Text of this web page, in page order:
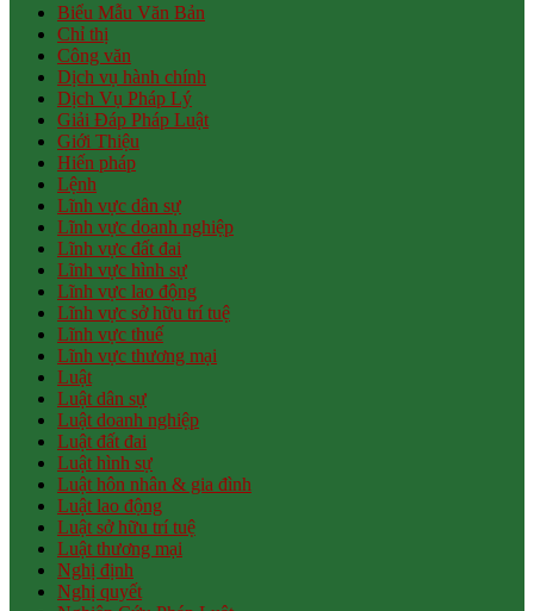
Biểu Mẫu Văn Bản
Chỉ thị
Công văn
Dịch vụ hành chính
Dịch Vụ Pháp Lý
Giải Đáp Pháp Luật
Giới Thiệu
Hiến pháp
Lệnh
Lĩnh vực dân sự
Lĩnh vực doanh nghiệp
Lĩnh vực đất đai
Lĩnh vực hình sự
Lĩnh vực lao động
Lĩnh vực sở hữu trí tuệ
Lĩnh vực thuế
Lĩnh vực thương mại
Luật
Luật dân sự
Luật doanh nghiệp
Luật đất đai
Luật hình sự
Luật hôn nhân & gia đình
Luật lao động
Luật sở hữu trí tuệ
Luật thương mại
Nghị định
Nghị quyết